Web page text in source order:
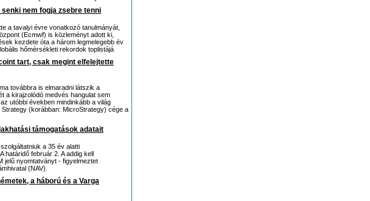
nem fogja zsebre tenni
a tavalyi évre vonatkozó tanulmányát,
(Ecmwf) is közleményt adott ki,
kezdete óta a három legmelegebb év
hőmérsékleti rekordok toplistájá
tart, csak megint elfelejtette
továbbra is elmaradni látszik a
a kirajzolódó medvés hangulat sem
utóbbi években mindinkább a világ
(korábban: MicroStrategy) cége a
támogatások adatait
a 35 év alatti
határidő február 2. A addig kell
jelű nyomtatványt - figyelmeztet
(NAV).
a háború és a Varga